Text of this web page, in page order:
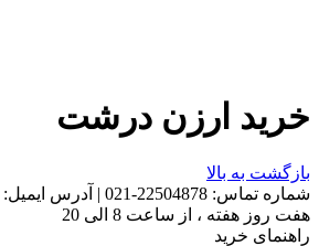
خرید ارزن درشت
بازگشت به بالا
شماره تماس: 22504878-021
| آدرس ایمیل:
هفت روز هفته ، از ساعت 8 الی 20
راهنمای خرید